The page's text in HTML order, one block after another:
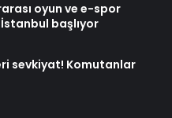
oyun ve e-spor
başlıyor
sevkiyat! Komutanlar